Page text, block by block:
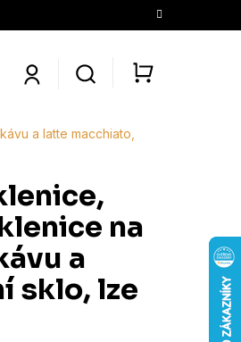
KONTAKTY O NÁS
a latte macchiato,
na
a
sklo, lze